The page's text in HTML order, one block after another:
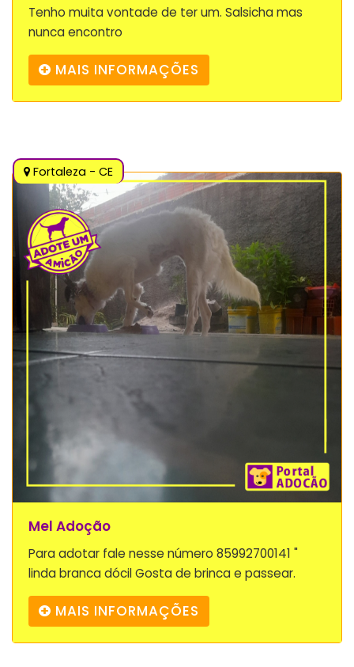
Tenho muita vontade de ter um. Salsicha mas
nunca encontro
MAIS INFORMAÇÕES
Fortaleza - CE
Mel Adoção
Para adotar fale nesse número 85992700141 "
linda branca dócil Gosta de brinca e passear.
MAIS INFORMAÇÕES